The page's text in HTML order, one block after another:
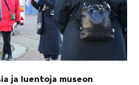
ja luentoja museon